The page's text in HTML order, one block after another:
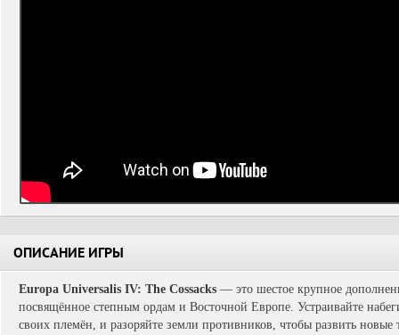
ОПИСАНИЕ ИГРЫ
Europa Universalis IV: The Cossacks — это шестое крупное
посвящённое степным ордам и Восточной Европе. Устраивайте
своих племён, и разоряйте земли противников, чтобы развить